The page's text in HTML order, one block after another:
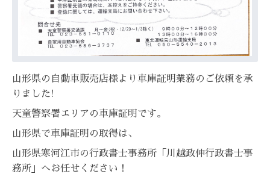
山形県の自動車販売店様より車庫証明業務のご依頼を承
りました!
天童警察署エリアの車庫証明です。
山形県で車庫証明の取得は、
山形県寒河江市の行政書士事務所「川越政伸行政書士事
務所」へお任せください！